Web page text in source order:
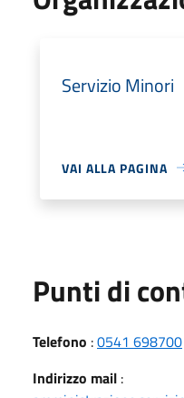
Servizio Minori
VAI ALLA PAGINA
Punti di
Telefono :0541 698700
Indirizzo mail :